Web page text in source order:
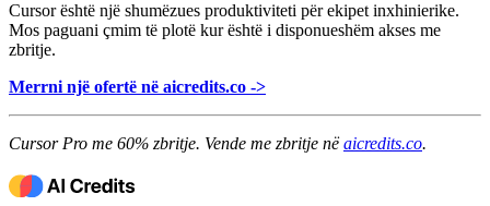
Cursor është një shumëzues produktiviteti për ekipet inxhinierike.
Mos paguani çmim të plotë kur është i disponueshëm akses me
zbritje.
Merrni një ofertë në aicredits.co ->
Cursor Pro me 60% zbritje. Vende me zbritje nëaicredits.co.